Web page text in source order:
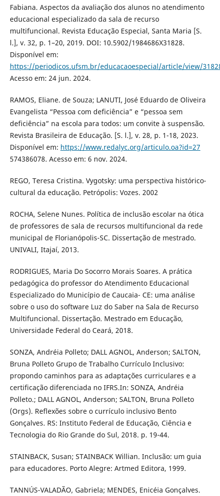
Fabiana. Aspectos da avaliação dos alunos no atendimento
educacional especializado da sala de recurso
multifuncional. Revista Educação Especial, Santa Maria [S.
l.], v. 32, p. 1–20, 2019. DOI: 10.5902/1984686X31828.
Disponível em:
https://periodicos.ufsm.br/educacaoespecial/article/view/
Acesso em: 24 jun. 2024.
RAMOS, Eliane. de Souza; LANUTI, José Eduardo de Oliveira
Evangelista “Pessoa com deficiência” e “pessoa sem
deficiência” na escola para todos: um convite à suspensão.
Revista Brasileira de Educação. [S. l.], v. 28, p. 1-18, 2023.
Disponível em: https://www.redalyc.org/articulo.oa?id=27
574386078. Acesso em: 6 nov. 2024.
REGO, Teresa Cristina. Vygotsky: uma perspectiva histórico-
cultural da educação. Petrópolis: Vozes. 2002
ROCHA, Selene Nunes. Política de inclusão escolar na ótica
de professores de sala de recursos multifuncional da rede
municipal de Florianópolis-SC. Dissertação de mestrado.
UNIVALI, Itajaí, 2013.
RODRIGUES, Maria Do Socorro Morais Soares. A prática
pedagógica do professor do Atendimento Educacional
Especializado do Município de Caucaia- CE: uma análise
sobre o uso do software Luz do Saber na Sala de Recurso
Multifuncional. Dissertação. Mestrado em Educação,
Universidade Federal do Ceará, 2018.
SONZA, Andréia Polleto; DALL AGNOL, Anderson; SALTON,
Bruna Polleto Grupo de Trabalho Currículo Inclusivo:
propondo caminhos para as adaptações curriculares e a
certificação diferenciada no IFRS.In: SONZA, Andréia
Polleto.; DALL AGNOL, Anderson; SALTON, Bruna Polleto
(Orgs). Reflexões sobre o currículo inclusivo Bento
Gonçalves. RS: Instituto Federal de Educação, Ciência e
Tecnologia do Rio Grande do Sul, 2018. p. 19-44.
STAINBACK, Susan; STAINBACK Willian. Inclusão: um guia
para educadores. Porto Alegre: Artmed Editora, 1999.
TANNÚS-VALADÃO, Gabriela; MENDES, Enicéia Gonçalves.